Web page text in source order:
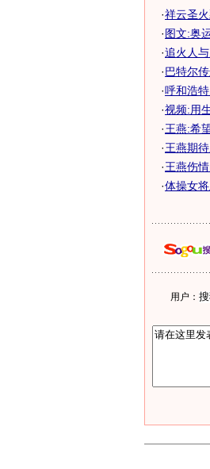
·祥云圣
·图文:奥
·追火人
·巴特尔
·呼和浩
·视频:用
·王燕:希
·王燕期
·王燕伤
·体操女
用户：